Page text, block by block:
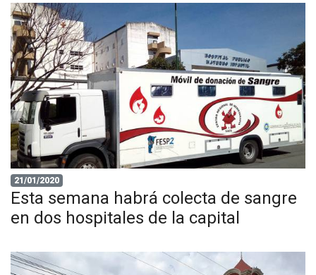
21/01/2020
Esta semana habrá colecta de sangre
en dos hospitales de la capital